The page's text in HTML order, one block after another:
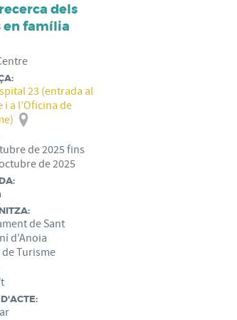
dels
en família
23 (entrada al
i a l'Oficina de
de2025 fins
de2025
de Sant
d'Anoia
de Turisme